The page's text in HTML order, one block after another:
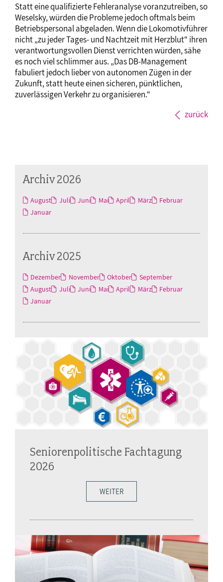
Statt eine qualifizierte Fehleranalyse voranzutreiben, so
Weselsky, würden die Probleme jedoch oftmals beim
Betriebspersonal abgeladen. Wenn die Lokomotivführer
nicht „zu jeder Tages- und Nachtzeit mit Herzblut“ ihren
verantwortungsvollen Dienst verrichten würden, sähe
es noch viel schlimmer aus. „Das DB-Management
fabuliert jedoch lieber von autonomen Zügen in der
Zukunft, statt heute einen sicheren, pünktlichen,
zuverlässigen Verkehr zu organisieren.“
zurück
Archiv 2026
August Juli Juni Mai April März
Februar
Januar
Archiv 2025
Dezember November Oktober
September
August
Juli Juni Mai April März
Februar
Januar
Seniorenpolitische Fachtagung
2026
WEITER